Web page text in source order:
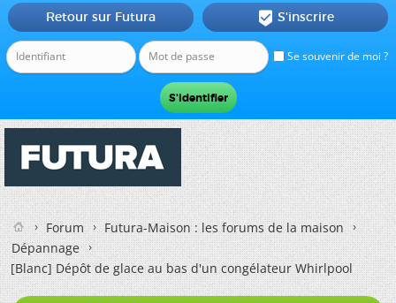
Se souvenir de moi ?
Retour sur Futura  S'inscrire
Forum
Futura-Maison : les forums de la maison
Dépannage
[Blanc]Dépôt de glace au bas d'un congélateur Whirlpool